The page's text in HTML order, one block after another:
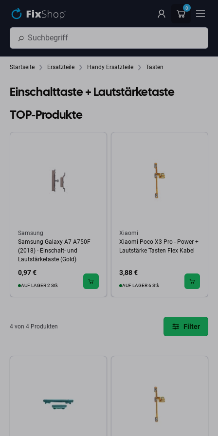
0
Startseite Ersatzteile Handy Ersatzteile Tasten
Einschalttaste + Lautstärketaste
TOP-Produkte
Samsung
Samsung Galaxy A7 A750F
(2018) - Einschalt- und
Lautstärketaste (Gold)
0,97 €
AUF LAGER 2 Stk
Xiaomi
Xiaomi Poco X3 Pro - Power +
Lautstärke Tasten Flex Kabel
3,88 €
AUF LAGER 6 Stk
4 von 4 Produkten Filter